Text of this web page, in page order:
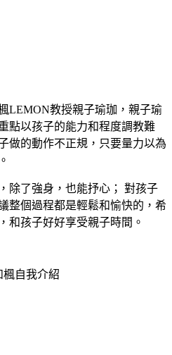
LEMON教授親子瑜珈，親子瑜
點以孩子的能力和程度調教難
做的動作不正規，只要量力以為
除了強身，也能抒心； 對孩子
整個過程都是輕鬆和愉快的，希
和孩子好好享受親子時間。
自我介紹